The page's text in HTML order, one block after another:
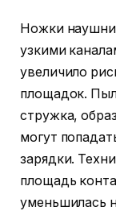
Ножки
узкими
увеличило
площадок.
стружка,
могут
зарядки.
площадь
уменьшилась